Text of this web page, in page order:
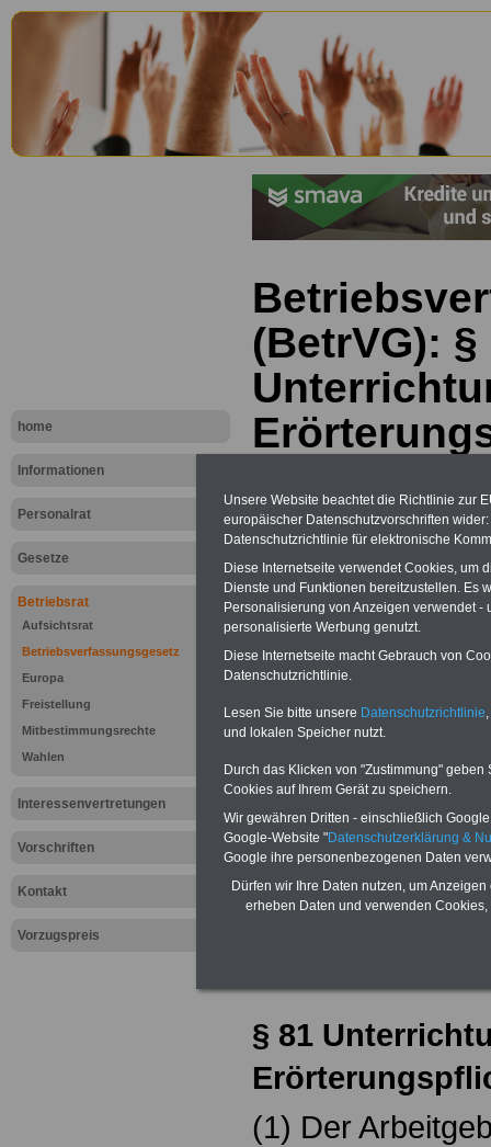
home
Informationen
Personalrat
Gesetze
Betriebsrat
Aufsichtsrat
Betriebsverfassungsgesetz
Europa
Freistellung
Mitbestimmungsrechte
Wahlen
Interessenvertretungen
Vorschriften
Kontakt
Vorzugspreis
(BetrVG): §
Zur Übersicht
§ 81
(1) Der
Unsere Website beachtet die Richtlinie zur
europäischer Datenschutzvorschriften
Datenschutzrichtlinie für elektronische
Diese Internetseite verwendet Cookies, um
Dienste und Funktionen bereitzustellen. Es
Personalisierung von Anzeigen verwendet
personalisierte Werbung genutzt.
Diese Internetseite macht Gebrauch von
Datenschutzrichtlinie.
Lesen Sie bitte unsere Datenschutzrichtlinie
und lokalen Speicher nutzt.
Durch das Klicken von "Zustimmung"
Cookies auf Ihrem Gerät zu speichern.
Wir gewähren Dritten - einschließlich
Google-Website "Datenschutzerklärung &
Google ihre personenbezogenen Daten
Dürfen wir Ihre Daten nutzen, um
erheben Daten und verwenden